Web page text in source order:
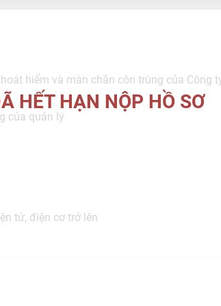
HẾT HẠN NỘP HỒ SƠ
hiểm và màn chắn côn trùng của Công
của quản lý
tử, điện cơ trở lên